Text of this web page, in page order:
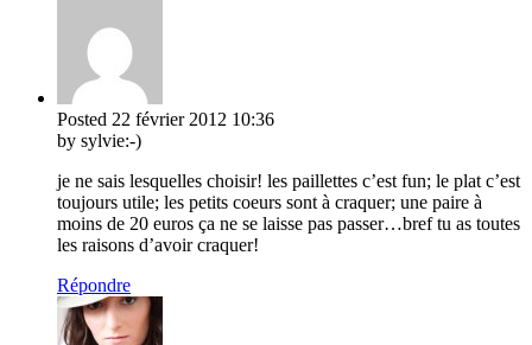
Posted 22 février 2012 10:36
by sylvie:-)
je ne sais lesquelles choisir! les paillettes c’est fun; le plat c’est
toujours utile; les petits coeurs sont à craquer; une paire à
moins de 20 euros ça ne se laisse pas passer…bref tu as toutes
les raisons d’avoir craquer!
Répondre